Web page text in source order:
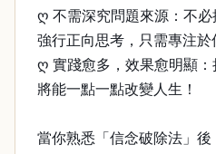
ღ 不需深究問題來源：不必
強行正向思考，只需專注於
ღ 實踐愈多，效果愈明顯：
將能一點一點改變人生！
當你熟悉「信念破除法」後